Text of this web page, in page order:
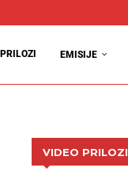
PRILOZI EMISIJE
VIDEO PRILOZI